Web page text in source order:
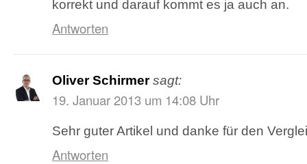
korrekt und darauf kommt es ja auch an.
Antworten
Oliver Schirmer sagt:
19. Januar 2013 um 14:08 Uhr
Sehr guter Artikel und danke für den
Antworten